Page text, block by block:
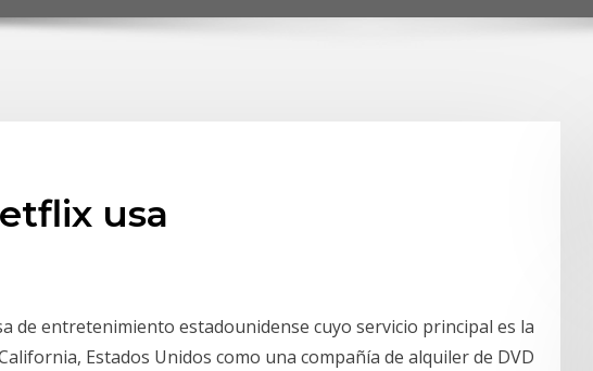
usa
de entretenimiento estadounidense cuyo servicio principal es la
Estados Unidos como una compañía de alquiler de DVD